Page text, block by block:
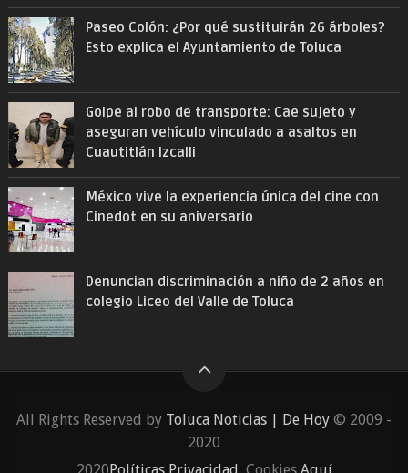
Paseo Colón: ¿Por qué sustituirán 26 árboles?
Esto explica el Ayuntamiento de Toluca
Golpe al robo de transporte: Cae sujeto y
aseguran vehículo vinculado a asaltos en
Cuautitlán Izcalli
México vive la experiencia única del cine con
Cinedot en su aniversario
Denuncian discriminación a niño de 2 años en
colegio Liceo del Valle de Toluca
All Rights Reserved by Toluca Noticias | De Hoy © 2009 -
2020